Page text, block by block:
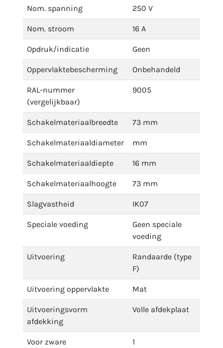
Nom. spanning 250 V
Nom. stroom 16 A
Opdruk/indicatie Geen
Oppervlaktebescherming Onbehandeld
RAL-nummer
(vergelijkbaar)
9005
Schakelmateriaalbreedte 73 mm
Schakelmateriaaldiameter mm
Schakelmateriaaldiepte 16 mm
Schakelmateriaalhoogte 73 mm
Slagvastheid IK07
Speciale voeding
Geen speciale
voeding
Uitvoering
Randaarde (type
F)
Uitvoering oppervlakte Mat
Uitvoeringsvorm
afdekking
Volle afdekplaat
Voor zware
1